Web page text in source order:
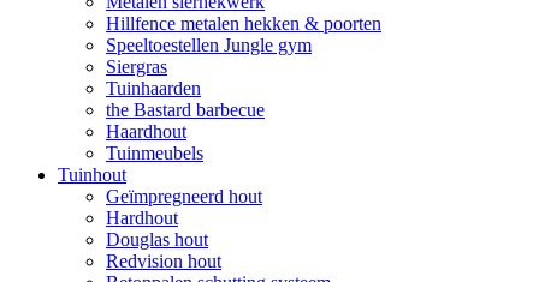
Hillfence metalen hekken & poorten
Speeltoestellen Jungle gym
Siergras
Tuinhaarden
the Bastard barbecue
Haardhout
Tuinmeubels
Tuinhout
Geïmpregneerd hout
Hardhout
Douglas hout
Redvision hout